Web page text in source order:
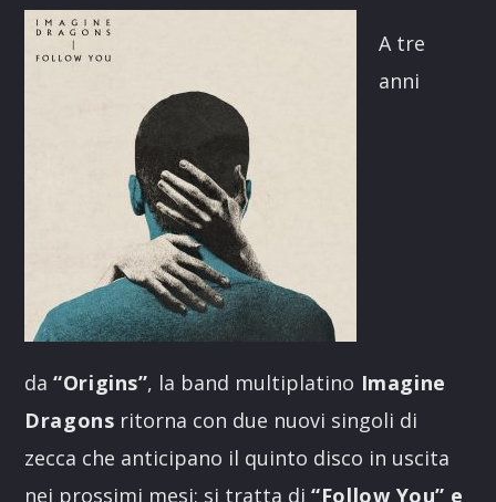
A tre
anni
da“Origins”, la band multiplatino Imagine
Dragons ritorna con due nuovi singoli di
zecca che anticipano il quinto disco in uscita
nei prossimi mesi: si tratta di“Follow You” e